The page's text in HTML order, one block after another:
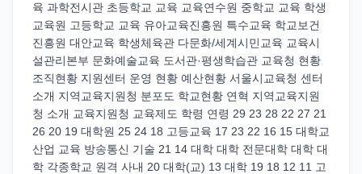
육 과학전시관 초등학교 교육 교육연수원 중학교 교육 학생
교육원 고등학교 교육 유아교육진흥원 특수교육 학교보건
진흥원 대안교육 학생체육관 다문화/세계시민교육 교육시
설관리본부 문화예술교육 도서관·평생학습관 교육청 현황
조직현황 지원센터 운영 현황 예산현황 서울시교육청 센터
소개 지역교육지원청 분포도 학교현황 연혁 지역교육지원
청 소개 교육지원청 교육제도 학령 연령 29 23 28 22 27 21
26 20 19 대학원 25 24 18 고등교육 17 23 22 16 15 대학교
산업 교육 방송통신 기술 21 14 대학 대학 전문대학 대학 대
학 각종학교 원격 사내 20 대학(교) 13 대학 19 18 12 11 고